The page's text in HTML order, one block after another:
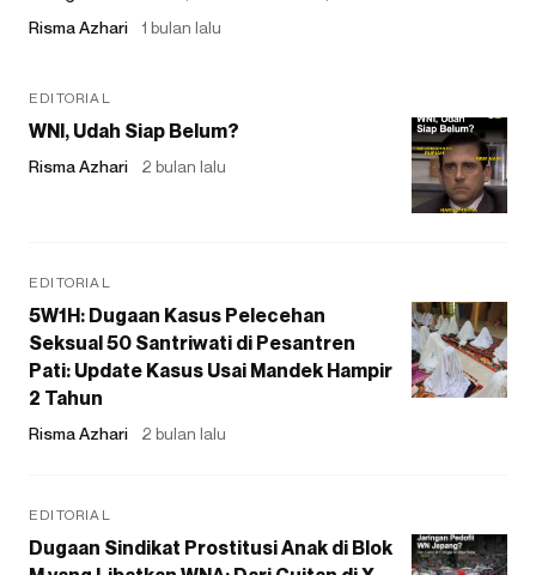
Risma Azhari 1 bulan lalu
EDITORIAL
WNI, Udah Siap Belum?
Risma Azhari 2 bulan lalu
EDITORIAL
5W1H: Dugaan Kasus Pelecehan
Seksual 50 Santriwati di Pesantren
Pati: Update Kasus Usai Mandek Hampir
2 Tahun
Risma Azhari 2 bulan lalu
EDITORIAL
Dugaan Sindikat Prostitusi Anak di Blok